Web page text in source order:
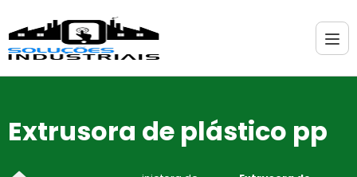
Extrusora de plástico pp